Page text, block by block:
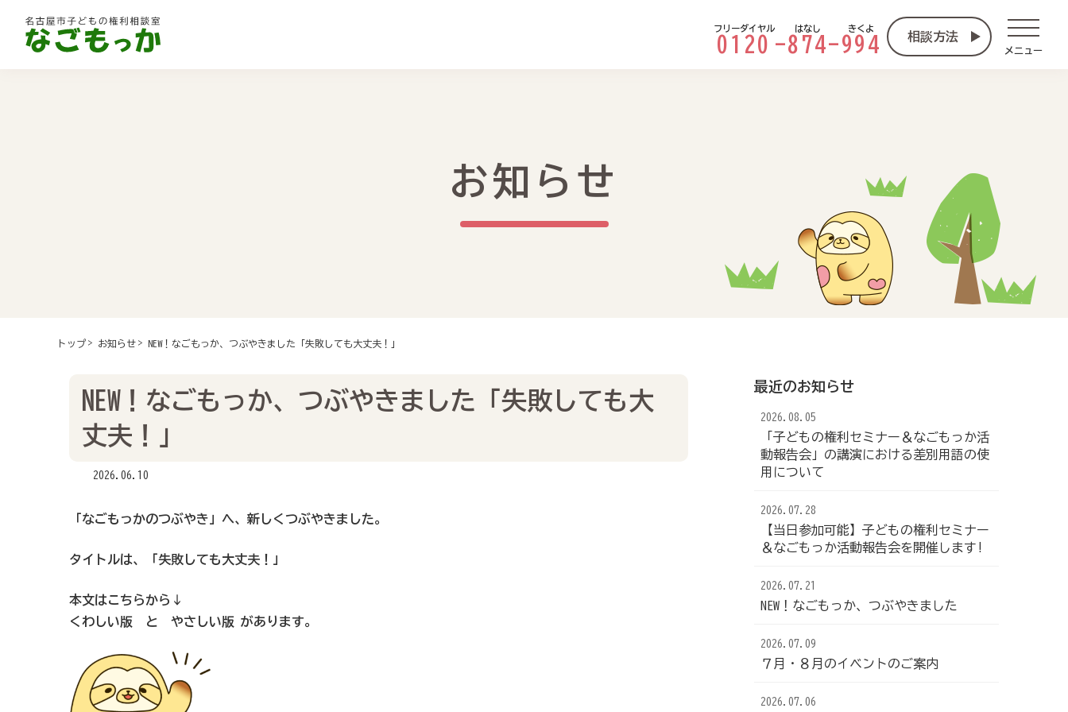
メニュー
0120
フリーダイヤル
-874
はなし
-994
きくよ
相談方法
お知らせ
トップ お知らせ NEW！なごもっか、つぶやきました「失敗しても大丈夫！」
NEW！なごもっか、つぶやきました「失敗しても大
丈夫！」
2026.06.10
「なごもっかのつぶやき」へ、新しくつぶやきました。
タイトルは、「失敗しても大丈夫！」
本文はこちらから↓
くわしい版
と やさしい版 があります。
最近のお知らせ
2026.08.05
「子どもの権利セミナー＆なごもっか活
動報告会」の講演における差別用語の使
用について
2026.07.28
【当日参加可能】子どもの権利セミナー
＆なごもっか活動報告会を開催します!
2026.07.21
NEW！なごもっか、つぶやきました
2026.07.09
７月・８月のイベントのご案内
2026.07.06